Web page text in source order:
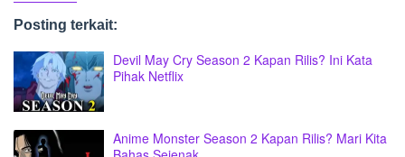
Posting terkait:
Devil May Cry Season 2 Kapan Rilis? Ini Kata
Pihak Netflix
Anime Monster Season 2 Kapan Rilis? Mari Kita